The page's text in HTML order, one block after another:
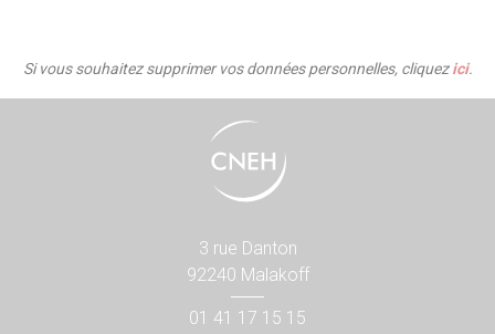
Si vous souhaitez supprimer vos données personnelles, cliquezici.
3 rue Danton
92240 Malakoff
01 41 17 15 15